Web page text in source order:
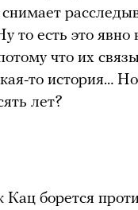
то есть это явно
что их
то история…
лет?
Кац борется